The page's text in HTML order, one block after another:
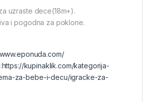
uzraste dece(18m+).
i pogodna za poklone.
https://kupinaklik.com/kategorija-
za-bebe-i-decu/igracke-za-